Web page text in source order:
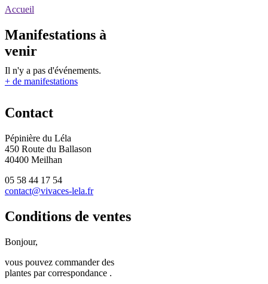
Accueil
Manifestations à
venir
Il n'y a pas d'événements.
+ de manifestations
Contact
Pépinière du Léla
450 Route du Ballason
40400 Meilhan
05 58 44 17 54
contact@vivaces-lela.fr
Conditions de ventes
Bonjour,
vous pouvez commander des
plantes par correspondance .